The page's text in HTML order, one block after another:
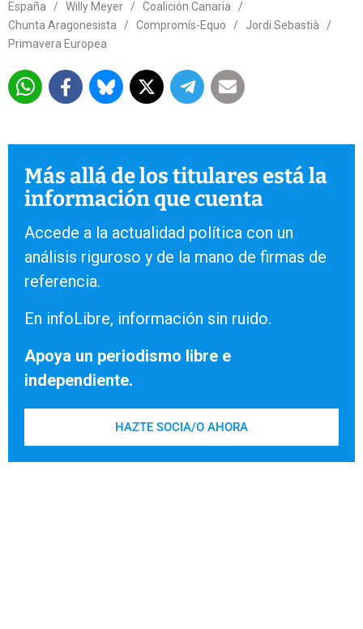
España / Willy Meyer / Coalición Canaria
/
Chunta Aragonesista
/ Compromís-Equo / Jordi Sebastià
/
Primavera Europea
Más allá de los titulares está la
información que cuenta
Accede a la actualidad política con un
análisis riguroso y de la mano de firmas de
referencia.
En infoLibre, información sin ruido.
Apoya un periodismo libre e
independiente.
HAZTE SOCIA/O AHORA